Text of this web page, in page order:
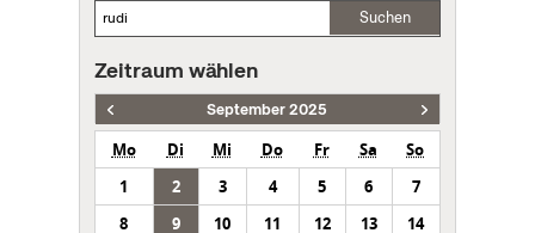
Suchen
Zeitraum wählen
September 2025
Mo Di Mi Do Fr Sa
So
1
2 3 4 5 6
7
8
9 10 11 12 13
14